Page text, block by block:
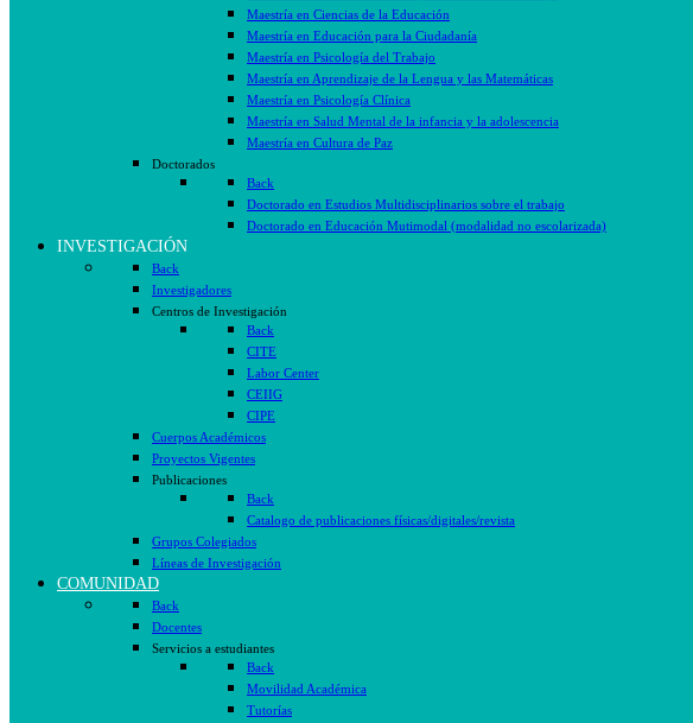
Maestría en Ciencias de la Educación
Maestría en Educación para la Ciudadanía
Maestría en Psicología del Trabajo
Maestría en Aprendizaje de la Lengua y las Matemáticas
Maestría en Psicología Clínica
Maestría en Salud Mental de la infancia y la adolescencia
Maestría en Cultura de Paz
Doctorados
Back
Doctorado en Estudios Multidisciplinarios sobre el trabajo
Doctorado en Educación Mutimodal (modalidad no escolarizada)
INVESTIGACIÓN
Back
Investigadores
Centros de Investigación
Back
CITE
Labor Center
CEIIG
CIPE
Cuerpos Académicos
Proyectos Vigentes
Publicaciones
Back
Catalogo de publicaciones físicas/digitales/revista
Grupos Colegiados
Líneas de Investigación
COMUNIDAD
Back
Docentes
Servicios a estudiantes
Back
Movilidad Académica
Tutorías